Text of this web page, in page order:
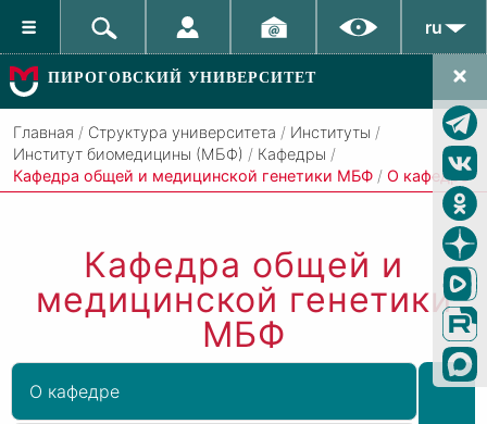
ru
ПИРОГОВСКИЙ УНИВЕРСИТЕТ
Главная / Структура университета / Институты /
Институт биомедицины (МБФ) / Кафедры /
Кафедра общей и медицинской генетики МБФ / О кафедре
Кафедра общей и
медицинской генетики
МБФ
О кафедре